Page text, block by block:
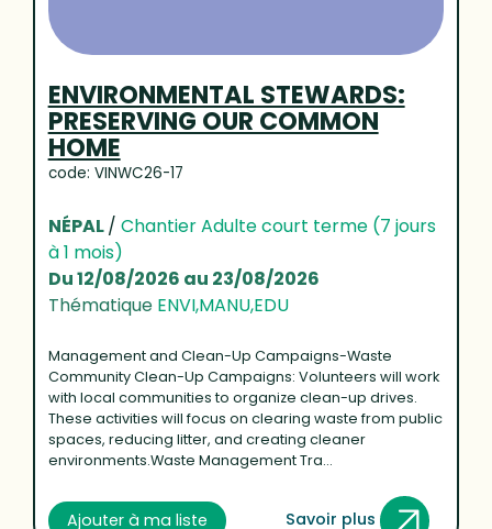
ENVIRONMENTAL STEWARDS:
PRESERVING OUR COMMON
HOME
code: VINWC26-17
NÉPAL/ Chantier Adulte court terme (7 jours
à 1 mois)
Du 12/08/2026 au 23/08/2026
Thématique ENVI,MANU,EDU
Management and Clean-Up Campaigns-Waste
Community Clean-Up Campaigns: Volunteers will work
with local communities to organize clean-up drives.
These activities will focus on clearing waste from public
spaces, reducing litter, and creating cleaner
environments.Waste Management Tra...
Ajouter à ma liste Savoir plus